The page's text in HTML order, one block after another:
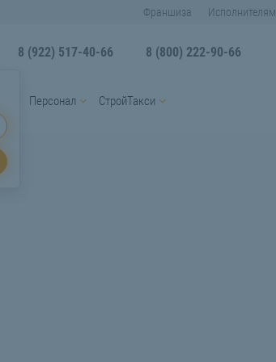
Франшиза Исполнителям
8 (922) 517-40-66 8 (800) 222-90-66
Персонал СтройТакси